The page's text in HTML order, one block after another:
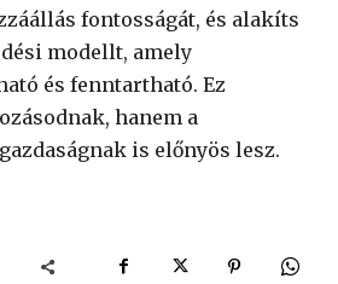
fontosságát, és alakíts
modellt, amely
és fenntartható. Ez
hanem a
is előnyös lesz.